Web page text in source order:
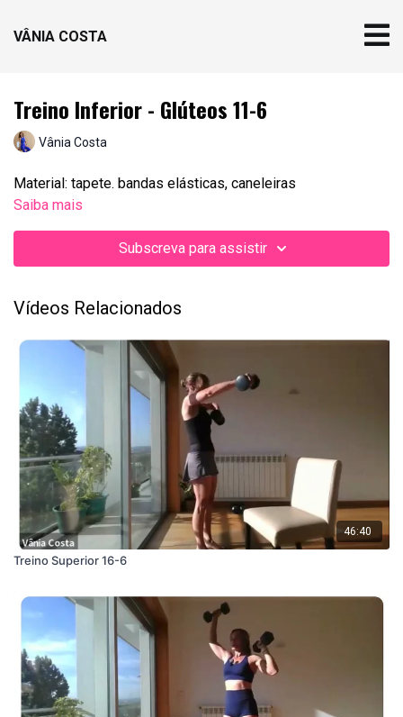
VÂNIA COSTA
Treino Inferior - Glúteos 11-6
Vânia Costa
Material: tapete. bandas elásticas, caneleiras
Saiba mais
Subscreva para assistir
Vídeos Relacionados
46:40
Treino Superior 16-6